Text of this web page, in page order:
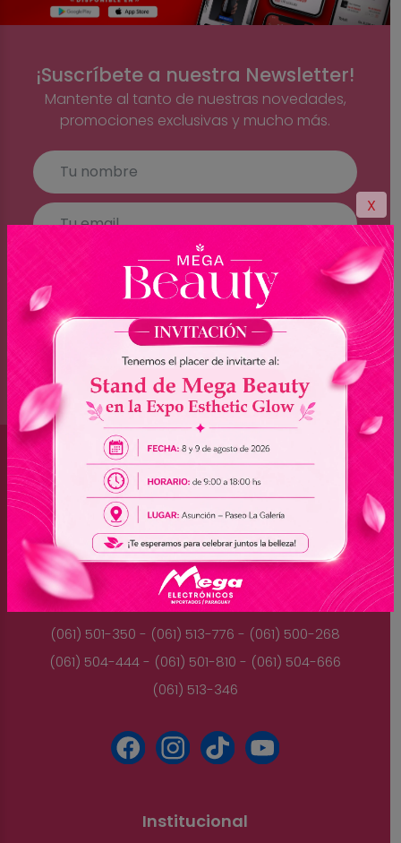
X
¡Suscríbete a nuestra Newsletter!
Mantente al tanto de nuestras novedades,
promociones exclusivas y mucho más.
Brasil
(045) 3528-9053 - (045) 3528-8462
(045) 3025-7072 - (045) 3025-7736
(045) 3025-7713
Paraguay
(061) 501-350 - (061) 513-776 - (061) 500-268
(061) 504-444 - (061) 501-810 - (061) 504-666
(061) 513-346
Institucional